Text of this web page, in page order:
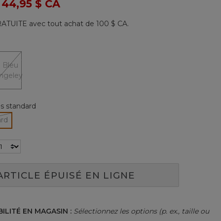
114
commentaires.
Lien
vers
page.
44,95 $ CA
avec tout achat de 100 $ CA.
standard
ÉPUISÉ EN LIGNE
EN MAGASIN : Sélectionnez les options (p. ex., taille ou